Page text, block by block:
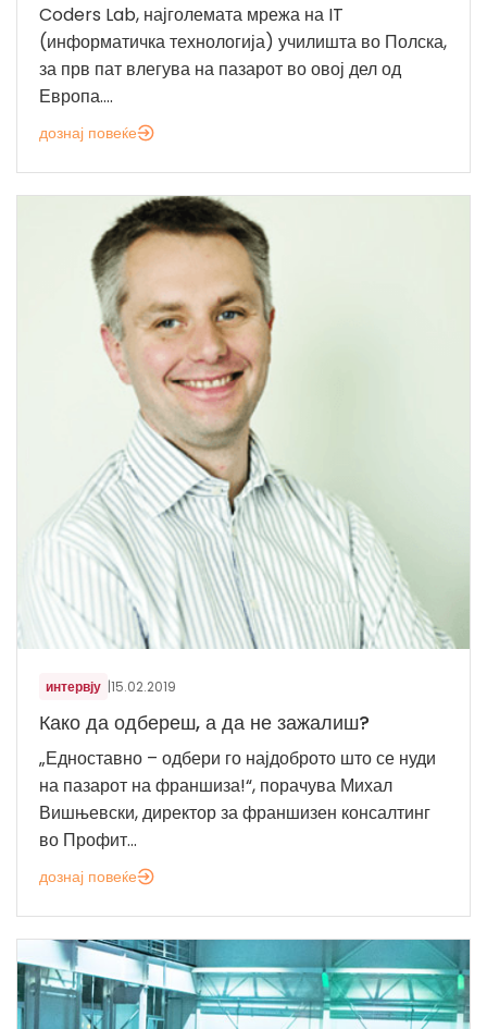
Coders Lab, најголемата мрежа на IT
(информатичка технологија) училишта во Полска,
за прв пат влегува на пазарот во овој дел од
Европа....
дознај повеќе
интервју |15.02.2019
Како да одбереш, а да не зажалиш?
„Едноставно – одбери го најдоброто што се нуди
на пазарот на франшиза!“, порачува Михал
Вишњевски, директор за франшизен консалтинг
во Профит...
дознај повеќе